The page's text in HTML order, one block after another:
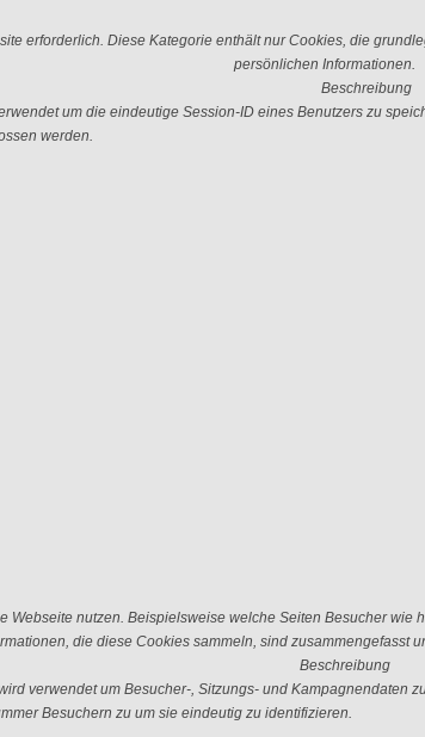
erforderlich. Diese Kategorie enthält nur Cookies, die
persönlichen Informationen.
Beschreibung
um die eindeutige Session-ID eines Benutzers zu
werden.
nutzen. Beispielsweise welche Seiten Besucher
die diese Cookies sammeln, sind zusammengefasst
Beschreibung
verwendet um Besucher-, Sitzungs- und
Besuchern zu um sie eindeutig zu identifizieren.